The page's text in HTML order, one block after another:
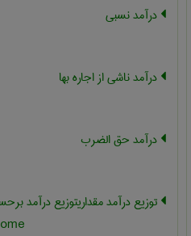
درآمد نسبی
درآمد ناشی از اجاره بها
درآمد حق الضرب
توزیع درآمد مقداریتوزیع درآمد